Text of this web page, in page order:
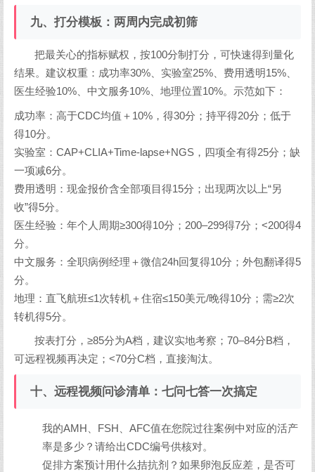
九、打分模板：两周内完成初筛
把最关心的指标赋权，按100分制打分，可快速得到量化
结果。建议权重：成功率30%、实验室25%、费用透明15%、
医生经验10%、中文服务10%、地理位置10%。示范如下：
成功率：高于CDC均值＋10%，得30分；持平得20分；低于
得10分。
实验室：CAP+CLIA+Time-lapse+NGS，四项全有得25分；缺
一项减6分。
费用透明：现金报价含全部项目得15分；出现两次以上“另
收”得5分。
医生经验：年个人周期≥300得10分；200–299得7分；<200得4
分。
中文服务：全职病例经理＋微信24h回复得10分；外包翻译得5
分。
地理：直飞航班≤1次转机＋住宿≤150美元/晚得10分；需≥2次
转机得5分。
按表打分，≥85分为A档，建议实地考察；70–84分B档，
可远程视频再决定；<70分C档，直接淘汰。
十、远程视频问诊清单：七问七答一次搞定
我的AMH、FSH、AFC值在您院过往案例中对应的活产
率是多少？请给出CDC编号供核对。
促排方案预计用什么拮抗剂？如果卵泡反应差，是否可